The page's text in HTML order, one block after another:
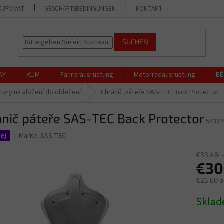
GESCHÄFTSBEDINGUNGEN KONTAKT
SUCHEN
KLIM Fahrerausrüstung Motorradausrüstung
na vložení do oblečení Chránič páteře SAS-TEC Back Protector
páteře SAS-TEC Back Protector
Marke: SAS-TEC
€33,46
€25,60